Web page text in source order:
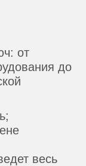
от
до
весь